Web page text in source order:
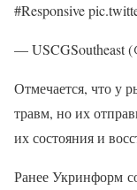
#Responsive
— USCGSoutheast
Отмечается, что у
травм, но их
их состояния и
Ранее Укринформ